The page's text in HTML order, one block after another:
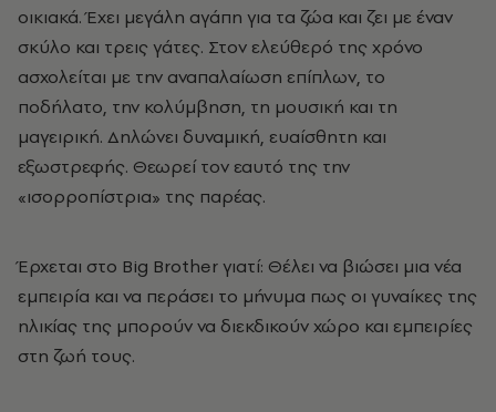
οικιακά. Έχει μεγάλη αγάπη για τα ζώα και ζει με έναν
σκύλο και τρεις γάτες. Στον ελεύθερό της χρόνο
ασχολείται με την αναπαλαίωση επίπλων, το
ποδήλατο, την κολύμβηση, τη μουσική και τη
μαγειρική. Δηλώνει δυναμική, ευαίσθητη και
εξωστρεφής. Θεωρεί τον εαυτό της την
«ισορροπίστρια» της παρέας.
Έρχεται στο Big Brother γιατί: Θέλει να βιώσει μια νέα
εμπειρία και να περάσει το μήνυμα πως οι γυναίκες της
ηλικίας της μπορούν να διεκδικούν χώρο και εμπειρίες
στη ζωή τους.